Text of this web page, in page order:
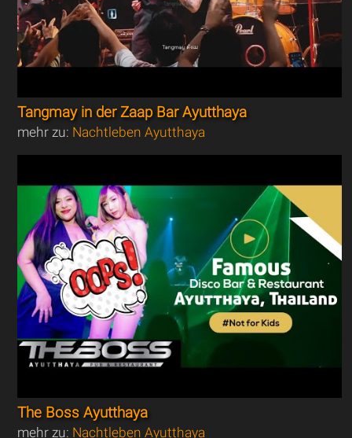
Tangmay in der Zaap Bar Ayutthaya
mehr zu: Nachtleben Ayutthaya
The Boss Ayutthaya
mehr zu: Nachtleben Ayutthaya